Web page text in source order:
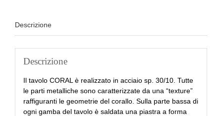
Descrizione
Descrizione
Il tavolo CORAL è realizzato in acciaio sp. 30/10. Tutte
le parti metalliche sono caratterizzate da una “texture”
raffiguranti le geometrie del corallo. Sulla parte bassa di
ogni gamba del tavolo è saldata una piastra a forma